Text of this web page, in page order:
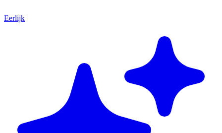
Eerlijk